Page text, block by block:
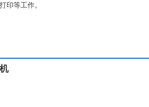
印等工作。